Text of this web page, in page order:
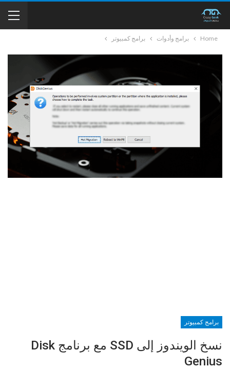
Home برامج وأدوات برامج كمبيوتر
برامج كمبيوتر
نسخ الويندوز إلى SSD مع برنامج Disk
Genius